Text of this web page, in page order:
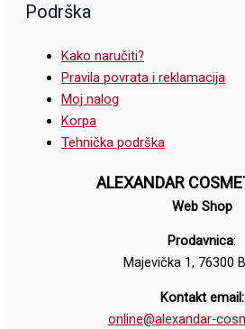
Podrška
Kako naručiti?
Pravila povrata i reklamacija
Moj nalog
Korpa
Tehnička podrška
ALEXANDAR
Web Shop
Prodavnica:
Majevička 1, 76300
Kontakt email:
online@alexandar-